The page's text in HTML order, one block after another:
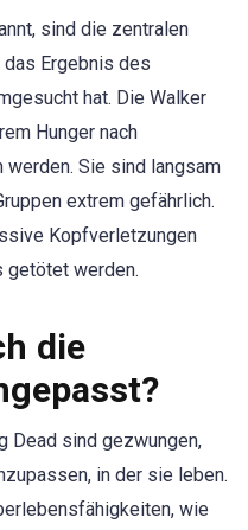
sind die zentralen
Ergebnis des
hat. Die Walker
Hunger nach
Sie sind langsam
extrem gefährlich.
Kopfverletzungen
getötet werden.
die
Dead sind gezwungen,
in der sie leben.
wie